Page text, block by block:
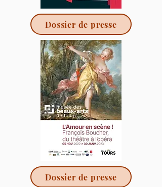
Dossier de presse
Dossier de presse